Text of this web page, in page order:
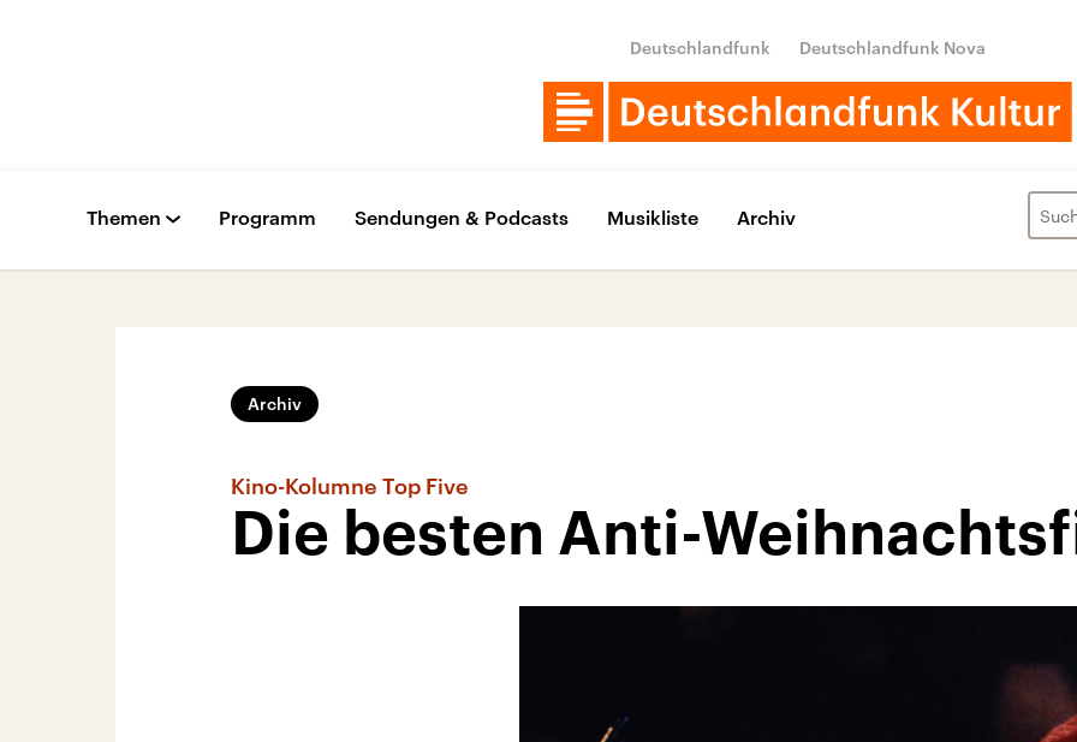
Deutschlandfunk Deutschlandfunk Nova
Themen Programm Sendungen & Podcasts Musikliste Archiv
Archiv
Kino-Kolumne Top Five
Die besten Anti-